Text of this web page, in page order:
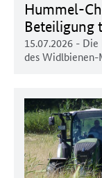
Hummel-
Beteiligung
15.07.2026 - Die
des Widlbienen-